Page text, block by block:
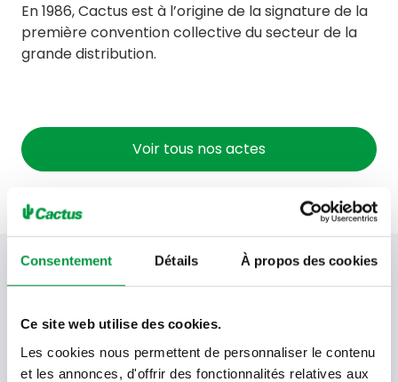
Consentement Détails À propos des cookies
Ce site web utilise des cookies.
Les cookies nous permettent de personnaliser le contenu
et les annonces, d'offrir des fonctionnalités relatives aux
En 1986, Cactus est à l’origine de la signature de la
première convention collective du secteur de la
grande distribution.
Voir tous nos actes
Votre newsletter Cactus
Offres, recettes, promotions et offres exclusives en
avant-première ! Recevez-les dans votre boîte de